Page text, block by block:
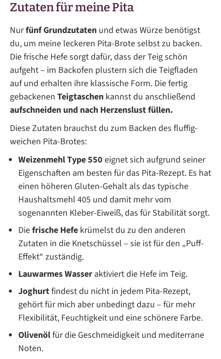
Zutaten für meine Pita
Nurfünf Grundzutaten und etwas Würze benötigst
du, um meine leckeren Pita-Brote selbst zu backen.
Die frische Hefe sorgt dafür, dass der Teig schön
aufgeht – im Backofen plustern sich die Teigfladen
auf und erhalten ihre klassische Form. Die fertig
gebackenen Teigtaschen kannst du anschließend
aufschneiden und nach Herzenslust füllen.
Diese Zutaten brauchst du zum Backen des fluffig-
weichen Pita-Brotes:
Weizenmehl Type 550 eignet sich aufgrund seiner
Eigenschaften am besten für das Pita-Rezept. Es hat
einen höheren Gluten-Gehalt als das typische
Haushaltsmehl 405 und damit mehr vom
sogenannten Kleber-Eiweiß, das für Stabilität sorgt.
Diefrische Hefe krümelst du zu den anderen
Zutaten in die Knetschüssel – sie ist für den „Puff-
Effekt“ zuständig.
Lauwarmes Wasser aktiviert die Hefe im Teig.
Joghurtfindest du nicht in jedem Pita-Rezept,
gehört für mich aber unbedingt dazu – für mehr
Flexibilität, Feuchtigkeit und eine schönere Farbe.
Olivenölfür die Geschmeidigkeit und mediterrane
Noten.